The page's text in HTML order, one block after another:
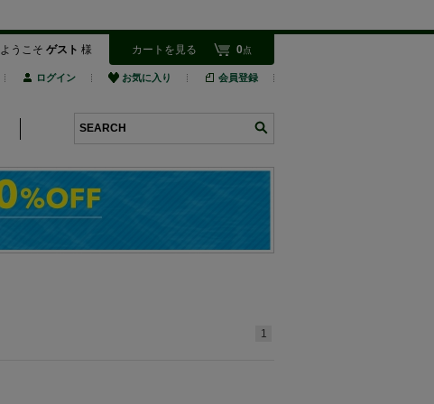
ようこそ ゲスト 様 カートを見る 0点
ログイン お気に入り 会員登録
1